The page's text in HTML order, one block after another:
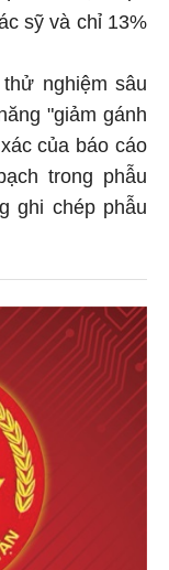
sỹ và chỉ 13%
nghiệm sâu
"giảm gánh
của báo cáo
trong phẫu
ghi chép phẫu